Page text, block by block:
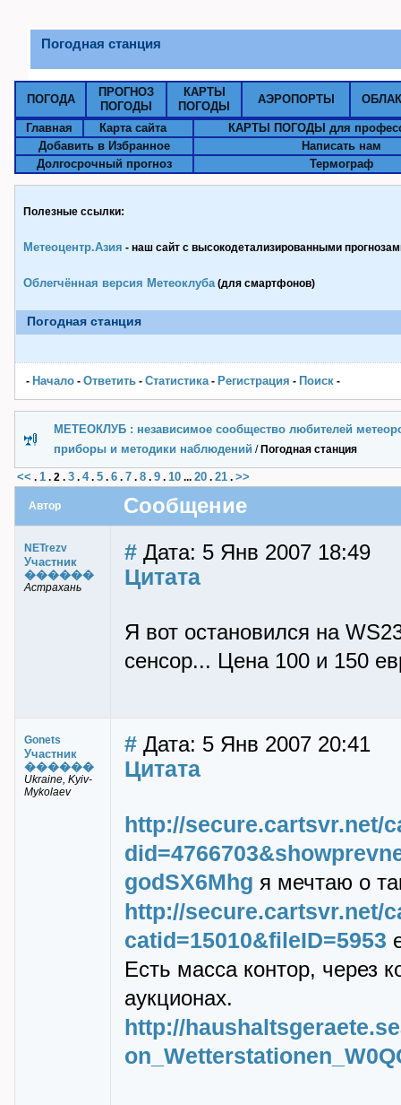
Погодная станция
ПОГОДА
ПРОГНОЗ
ПОГОДЫ
КАРТЫ
ПОГОДЫ
АЭРОПОРТЫ
Главная Карта сайта
КАРТЫ ПОГОДЫ для
Добавить в Избранное
Написать нам
Долгосрочный прогноз
Термограф
Полезные ссылки:
Метеоцентр.Азия - наш сайт с высокодетализированными
Облегчённая версия Метеоклуба(для смартфонов)
Погодная станция
- Начало - Ответить - Статистика- Pегистрация - Поиск -
МЕТЕОКЛУБ : независимое сообщество любителей
приборы и методики наблюдений / Погодная станция
<< . 1 . 2 . 3 . 4. 5 . 6 . 7 . 8 . 9 . 10 ... 20 . 21 . >>
Автор Сообщение
NETrezv
Участник
������
Астрахань
# Дата: 5 Янв 2007 18:49
Цитата
Я вот остановился на
сенсор... Цена 100 и 150
Gonets
Участник
������
Ukraine, Kyiv-
Mykolaev
# Дата: 5 Янв 2007 20:41
Цитата
http://secure.cartsvr.net/
godSX6Mhg я мечтаю о
http://secure.cartsvr.net/
catid=15010&fileID=5953
Есть масса контор, через
аукционах.
http://